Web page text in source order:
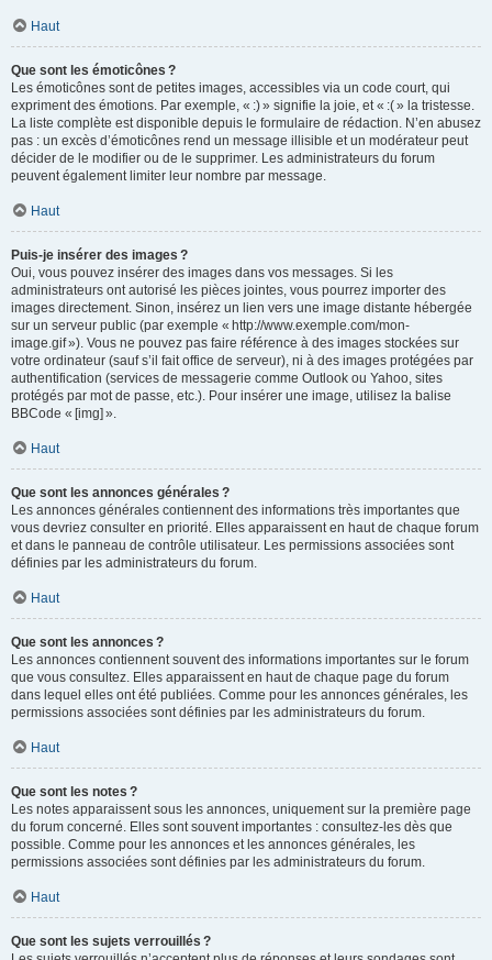
Haut
Que sont les émoticônes ?
Les émoticônes sont de petites images, accessibles via un code court, qui
expriment des émotions. Par exemple, « :) » signifie la joie, et « :( » la tristesse.
La liste complète est disponible depuis le formulaire de rédaction. N’en abusez
pas : un excès d’émoticônes rend un message illisible et un modérateur peut
décider de le modifier ou de le supprimer. Les administrateurs du forum
peuvent également limiter leur nombre par message.
Haut
Puis-je insérer des images ?
Oui, vous pouvez insérer des images dans vos messages. Si les
administrateurs ont autorisé les pièces jointes, vous pourrez importer des
images directement. Sinon, insérez un lien vers une image distante hébergée
sur un serveur public (par exemple « http://www.exemple.com/mon-
image.gif »). Vous ne pouvez pas faire référence à des images stockées sur
votre ordinateur (sauf s’il fait office de serveur), ni à des images protégées par
authentification (services de messagerie comme Outlook ou Yahoo, sites
protégés par mot de passe, etc.). Pour insérer une image, utilisez la balise
BBCode « [img] ».
Haut
Que sont les annonces générales ?
Les annonces générales contiennent des informations très importantes que
vous devriez consulter en priorité. Elles apparaissent en haut de chaque forum
et dans le panneau de contrôle utilisateur. Les permissions associées sont
définies par les administrateurs du forum.
Haut
Que sont les annonces ?
Les annonces contiennent souvent des informations importantes sur le forum
que vous consultez. Elles apparaissent en haut de chaque page du forum
dans lequel elles ont été publiées. Comme pour les annonces générales, les
permissions associées sont définies par les administrateurs du forum.
Haut
Que sont les notes ?
Les notes apparaissent sous les annonces, uniquement sur la première page
du forum concerné. Elles sont souvent importantes : consultez-les dès que
possible. Comme pour les annonces et les annonces générales, les
permissions associées sont définies par les administrateurs du forum.
Haut
Que sont les sujets verrouillés ?